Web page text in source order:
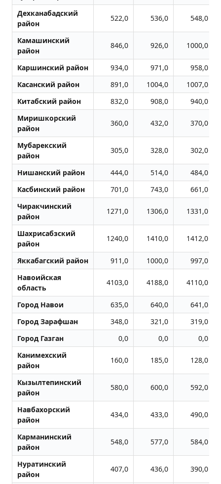
Дехканабадский
район
522,0 536,0 548,0
Камашинский
район
846,0 926,0 1000,0
Каршинский район 934,0 971,0
958,0
Касанский район
891,0 1004,0
1007,0
Китабский район
832,0 908,0
940,0
Миришкорский
район
360,0 432,0 370,0
Мубарекский
район
305,0 328,0 302,0
Нишанский район 444,0 514,0
484,0
Касбинский район
701,0 743,0
661,0
Чиракчинский
район
1271,0 1306,0 1331,0
Шахрисабзский
район
1240,0 1410,0 1412,0
Яккабагский район 911,0 1000,0
997,0
Навоийская
область
4103,0 4188,0 4110,0
Город Навои 635,0 640,0
641,0
Город Заpафшан
348,0 321,0
319,0
Город Газган
0,0 0,0
0,0
Канимехский
район
160,0 185,0 128,0
Кызылтепинский
район
580,0 600,0 592,0
Навбахорский
район
434,0 433,0 490,0
Карманинский
район
548,0 577,0 584,0
Нуратинский
район
407,0 436,0 390,0